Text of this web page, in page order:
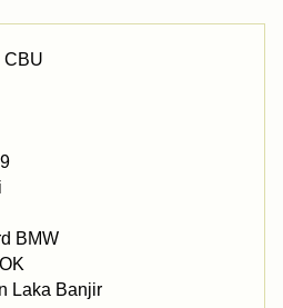
CBU
BMW
Laka Banjir